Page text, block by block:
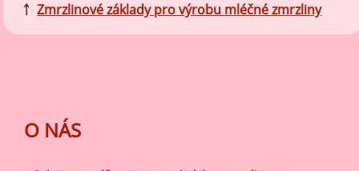
￪ Zmrzlinové základy pro výrobu mléčné zmrzliny
O NÁS